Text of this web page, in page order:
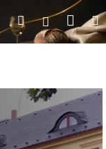
Hledat